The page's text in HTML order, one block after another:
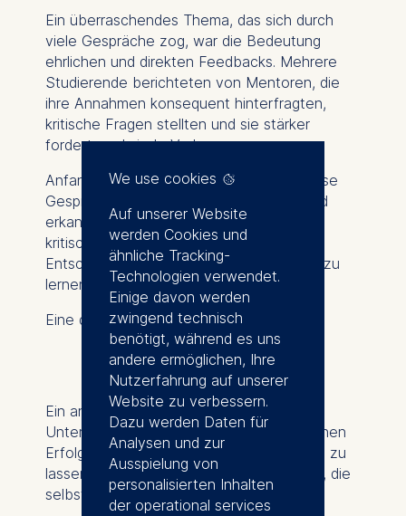
Ein überraschendes Thema, das sich durch
viele Gespräche zog, war die Bedeutung
ehrlichen und direkten Feedbacks. Mehrere
Studierende berichteten von Mentoren, die
ihre Annahmen konsequent hinterfragten,
kritische Fragen stellten und sie stärker
forderten als jede Vorlesung.
Anfangs empfanden manche Gründer diese
Gespräche als unangenehm. Rückblickend
erkannten sie jedoch, dass genau diese
kritischen Impulse ihnen halfen, bessere
Entscheidungen zu treffen und schneller zu
lernen.
Eine der wichtigsten Lektionen lautete:
„Verliebe dich nicht in deine
Lösung.“
Ein anderer Gründer riet angehenden
Unternehmern, sich nicht von vermeintlichen
Erfolgsrezepten in sozialen Medien leiten zu
lassen, sondern von Menschen zu lernen, die
selbst Unternehmen aufgebaut haben.
We use cookies
Auf unserer Website
werden Cookies und
ähnliche Tracking-
Technologien verwendet.
Einige davon werden
zwingend technisch
benötigt, während es uns
andere ermöglichen, Ihre
Nutzerfahrung auf unserer
Website zu verbessern.
Dazu werden Daten für
Analysen und zur
Ausspielung von
personalisierten Inhalten
der operational services